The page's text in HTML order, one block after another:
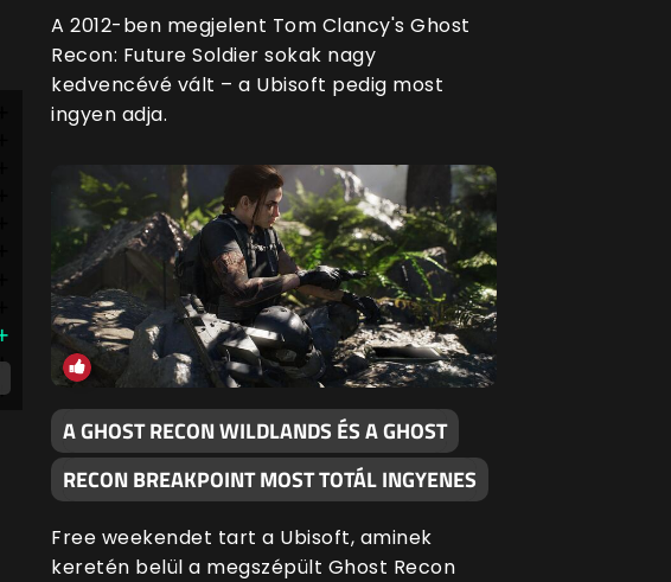
A 2012-ben megjelent Tom Clancy's Ghost
Recon: Future Soldier sokak nagy
kedvencévé vált – a Ubisoft pedig most
ingyen adja.
A GHOST RECON WILDLANDS ÉS A GHOST
RECON BREAKPOINT MOST TOTÁL INGYENES
Free weekendet tart a Ubisoft, aminek
keretén belül a megszépült Ghost Recon